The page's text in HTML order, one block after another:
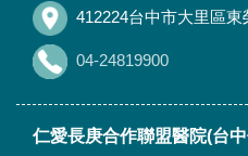
412224台中市大里區東
04-24819900
仁愛長庚合作聯盟醫院(台